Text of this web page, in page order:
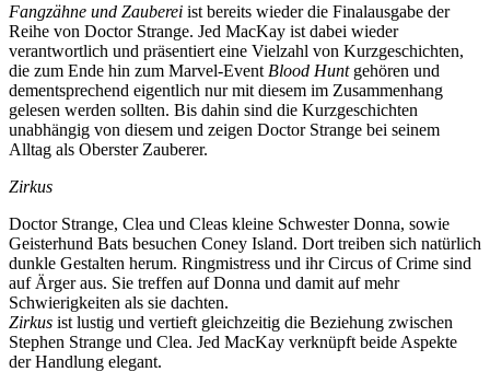
Fangzähne und Zauberei ist bereits wieder die Finalausgabe der
Reihe von Doctor Strange. Jed MacKay ist dabei wieder
verantwortlich und präsentiert eine Vielzahl von Kurzgeschichten,
die zum Ende hin zum Marvel-Event Blood Huntgehören und
dementsprechend eigentlich nur mit diesem im Zusammenhang
gelesen werden sollten. Bis dahin sind die Kurzgeschichten
unabhängig von diesem und zeigen Doctor Strange bei seinem
Alltag als Oberster Zauberer.
Zirkus
Doctor Strange, Clea und Cleas kleine Schwester Donna, sowie
Geisterhund Bats besuchen Coney Island. Dort treiben sich natürlich
dunkle Gestalten herum. Ringmistress und ihr Circus of Crime sind
auf Ärger aus. Sie treffen auf Donna und damit auf mehr
Schwierigkeiten als sie dachten.
Zirkus ist lustig und vertieft gleichzeitig die Beziehung zwischen
Stephen Strange und Clea. Jed MacKay verknüpft beide Aspekte
der Handlung elegant.